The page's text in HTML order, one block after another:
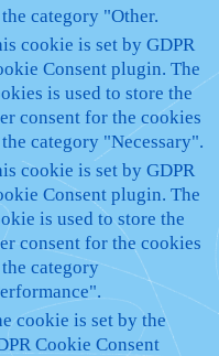
category "Other.
cookie is set by GDPR
Consent plugin. The
is used to store the
consent for the cookies
category "Necessary".
cookie is set by GDPR
Consent plugin. The
is used to store the
consent for the cookies
category
cookie is set by the
Cookie Consent